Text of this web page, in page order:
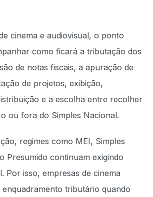
cinema e audiovisual, o ponto
como ficará a tributação dos
de notas fiscais, a apuração de
de projetos, exibição,
e a escolha entre recolher
ou fora do Simples Nacional.
regimes como MEI, Simples
Presumido continuam exigindo
Por isso, empresas de cinema
tributário quando